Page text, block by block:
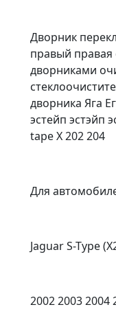
Дворник
правый правая
дворниками
дворника Яга
эстейп эстэйп
tape X 202 204
Для
Jaguar S-Type
2002 2003 2004